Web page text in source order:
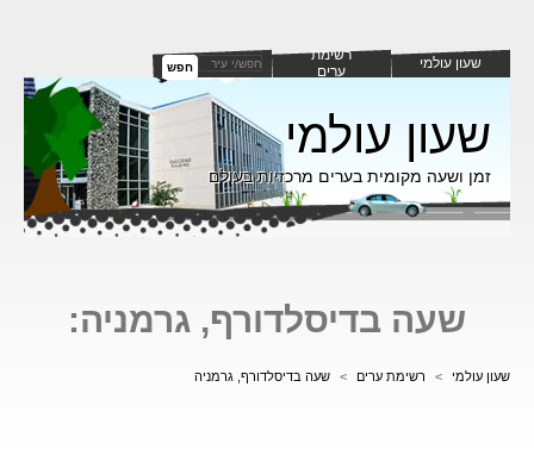
שעון עולמי
רשימת
ערים
חפש
שעון עולמי
זמן ושעה מקומית בערים מרכזיות בעולם
שעה בדיסלדורף, גרמניה:
שעון עולמי > רשימת ערים > שעה בדיסלדורף, גרמניה